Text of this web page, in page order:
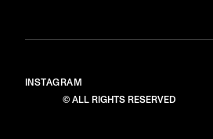
© ALL RIGHTS RESERVED
INSTAGRAM